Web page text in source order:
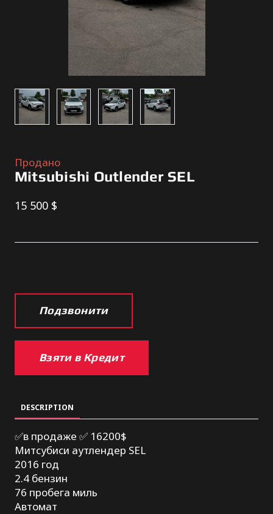
Продано
Mitsubishi Outlender SEL
15 500 $
Подзвонити
Взяти в Кредит
DESCRIPTION
✅в продаже ✅ 16200$
Митсубиси аутлендер SEL
2016 год
2.4 бензин
76 пробега миль
Автомат